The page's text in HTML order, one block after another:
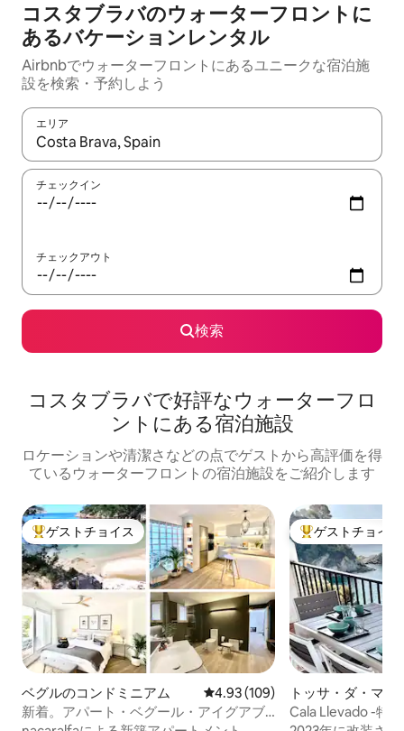
コスタブラバのウォーターフロントに
あるバケーションレンタル
Airbnbでウォーターフロントにあるユニークな宿泊施
設を検索・予約しよう
エリア
検索結果が表示されたら、上下の矢印キーを使って移動するか
チェックイン
チェックアウト
検索
コスタブラバで好評なウォーターフロ
ントにある宿泊施設
ロケーションや清潔さなどの点でゲストから高評価を得
ているウォーターフロントの宿泊施設をご紹介します
大好評のゲストチョイスです。
ゲストチョイス
ベグルのコンドミニアム レビュー109件、5つ星中4.93つ
4.93 (109)
新着。アパート・ベグール・アイグアブ
大好評のゲスト
ゲストチョイス
トッサ・ダ・マー
ョン・アパート
Cala Llevado -特